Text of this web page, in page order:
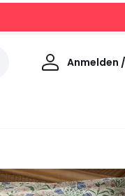
Anmelden
Willkommen